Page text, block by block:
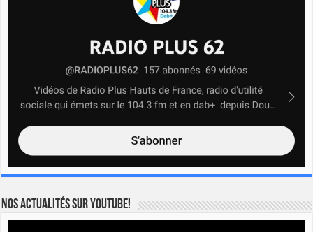
Nos actualités sur YOUTUBE!